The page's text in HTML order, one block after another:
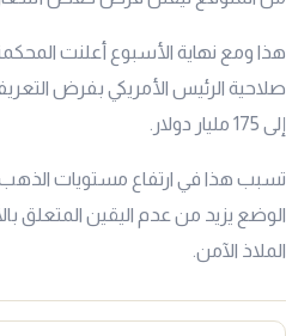
هذا ومع نهاية الأسبوع أعلنت المحكمة
صلاحية الرئيس الأمريكي بفرض
إلى 175 مليار دولار.
الوضع يزيد من عدم اليقين المتعلق
الملاذ الآمن.